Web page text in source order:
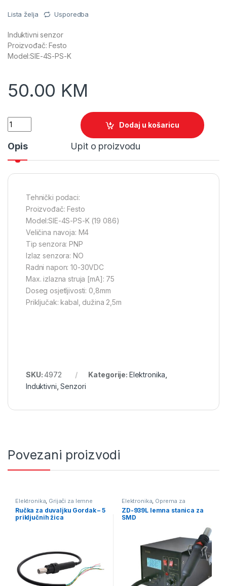
Lista želja Usporedba
Induktivni senzor
Proizvođač: Festo
Model:SIE-4S-PS-K
50.00 KM
Quantity
Dodaj u košaricu
Opis Upit o proizvodu
Tehnički podaci:
Proizvođač: Festo
Model:SIE-4S-PS-K (19 086)
Veličina navoja: M4
Tip senzora: PNP
Izlaz senzora: NO
Radni napon: 10-30VDC
Max. izlazna struja [mA]: 75
Doseg osjetljivosti: 0,8mm
Priključak: kabal, dužina 2,5m
SKU:4972 Kategorije: Elektronika
Induktivni ,Senzori
Povezani proizvodi
Elektronika, Grijači za lemne
stanice Oprema za lemljenje
Pomagala i alat za lemljenje,
Puhaljke - lemne stanice za
SMD ,
Ručka za duvaljku Gordak – 5
priključnih žica
Elektronika, Oprema za
lemljenje Puhaljke - lemne
stanice za SMD
ZD-939L lemna stanica za
SMD